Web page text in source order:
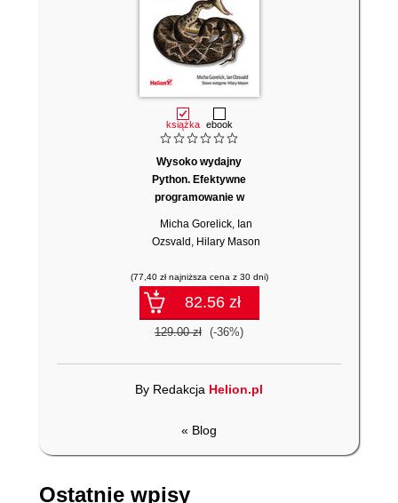
książka ebook
Wysoko wydajny
Python. Efektywne
programowanie w
Micha Gorelick, Ian
Ozsvald , Hilary Mason
(77,40 zł najniższa cena z 30 dni)
82.56 zł
129.00 zł (-36%)
« Blog
By Redakcja Helion.pl
Ostatnie wpisy